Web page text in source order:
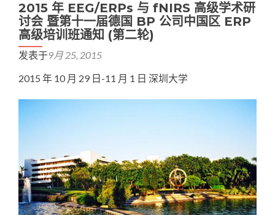
2015 年 EEG/ERPs 与 fNIRS 高级学术研
讨会 暨第十一届德国 BP 公司中国区 ERP
高级培训班通知 (第二轮)
发表于9月 25, 2015
2015 年 10 月 29 日-11 月 1 日 深圳大学